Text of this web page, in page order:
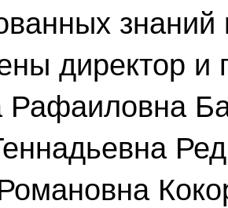
директор и
Рафаиловна